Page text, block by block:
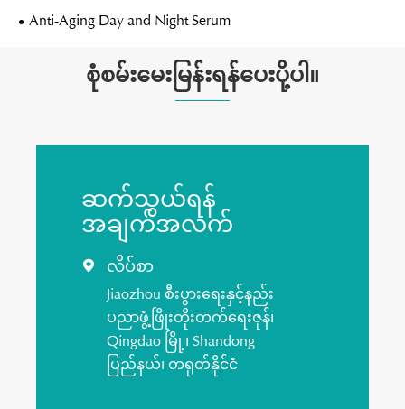
Anti-Aging Day and Night Serum
စုံစမ်းမေးမြန်းရန်ပေးပို့ပါ။
ဆက်သွယ်ရန်
အချက်အလက်
 လိပ်စာ
Jiaozhou စီးပွားရေးနှင့်နည်း
ပညာဖွံ့ဖြိုးတိုးတက်ရေးဇုန်၊
Qingdao မြို့၊ Shandong
ပြည်နယ်၊ တရုတ်နိုင်ငံ